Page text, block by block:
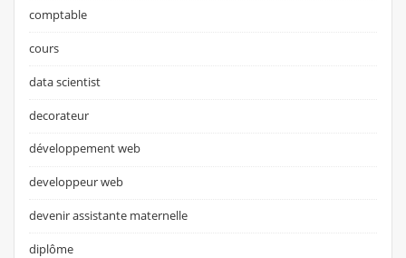
comptable
cours
data scientist
decorateur
développement web
developpeur web
devenir assistante maternelle
diplôme